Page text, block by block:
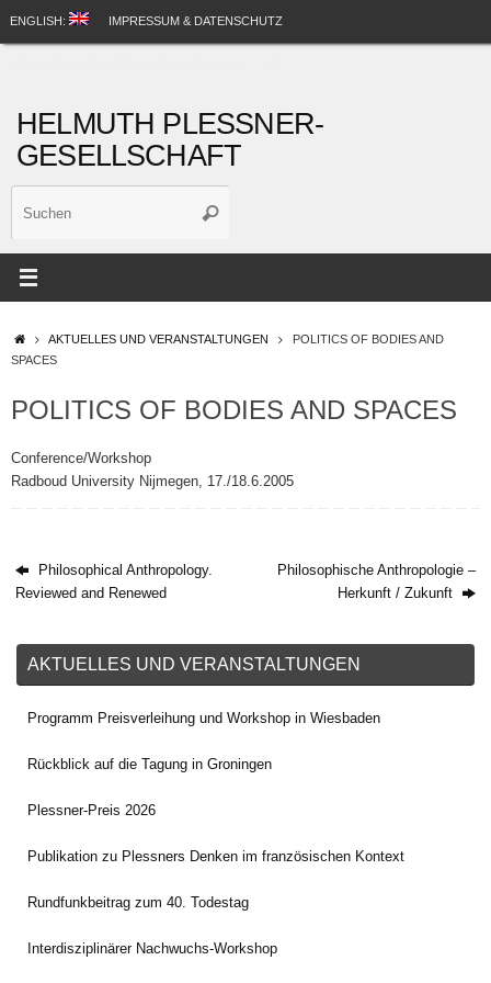
ENGLISH: IMPRESSUM & DATENSCHUTZ
HELMUTH PLESSNER-
GESELLSCHAFT
Suchen
STARTSEITE
AKTUELLES UND VERANSTALTUNGEN
POLITICS OF BODIES AND
SPACES
POLITICS OF BODIES AND SPACES
Conference/Workshop
Radboud University Nijmegen, 17./18.6.2005
Philosophical Anthropology.
Reviewed and Renewed
Philosophische Anthropologie –
Herkunft / Zukunft
AKTUELLES UND VERANSTALTUNGEN
Programm Preisverleihung und Workshop in Wiesbaden
Rückblick auf die Tagung in Groningen
Plessner-Preis 2026
Publikation zu Plessners Denken im französischen Kontext
Rundfunkbeitrag zum 40. Todestag
Interdisziplinärer Nachwuchs-Workshop